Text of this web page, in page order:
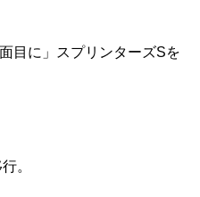
目に」スプリンターズSを
。